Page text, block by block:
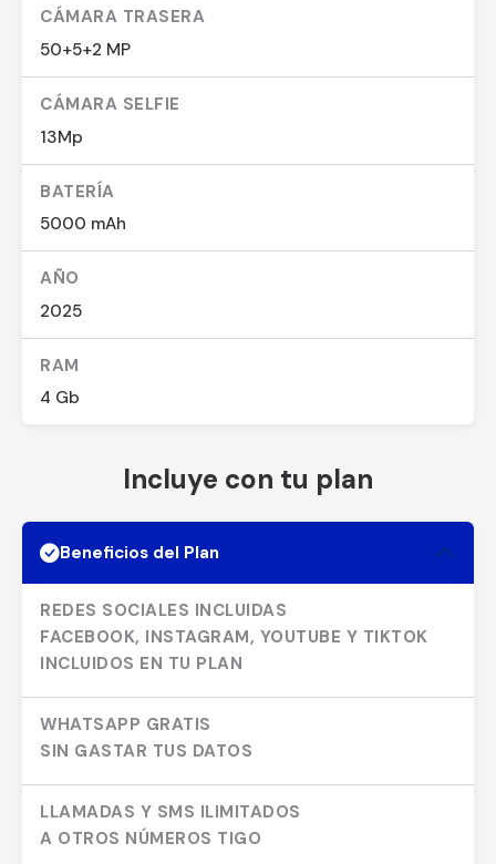
CÁMARA TRASERA
50+5+2 MP
CÁMARA SELFIE
13Mp
BATERÍA
5000 mAh
AÑO
2025
RAM
4 Gb
Incluye con tu plan
Beneficios del Plan
REDES SOCIALES INCLUIDAS
FACEBOOK, INSTAGRAM, YOUTUBE Y TIKTOK
INCLUIDOS EN TU PLAN
WHATSAPP GRATIS
SIN GASTAR TUS DATOS
LLAMADAS Y SMS ILIMITADOS
A OTROS NÚMEROS TIGO